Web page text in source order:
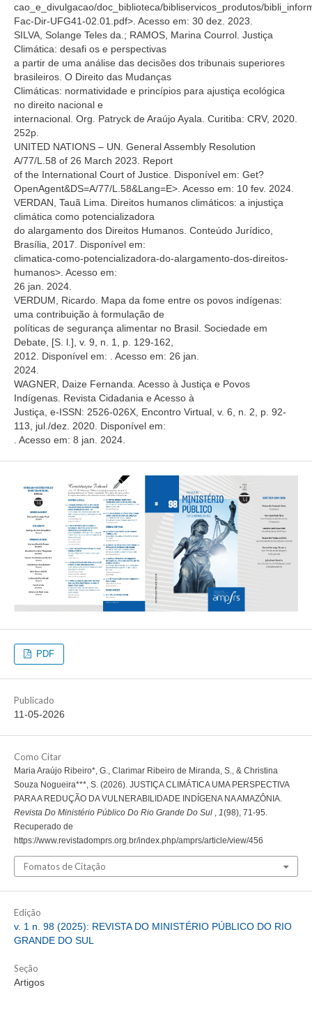
cao_e_divulgacao/doc_biblioteca/bibliservicos_produtos/
Fac-Dir-UFG41-02.01.pdf>. Acesso em: 30 dez. 2023.
SILVA, Solange Teles da.; RAMOS, Marina Courrol. Justiça
Climática: desafi os e perspectivas
a partir de uma análise das decisões dos tribunais superiores
brasileiros. O Direito das Mudanças
Climáticas: normatividade e princípios para ajustiça ecológica
no direito nacional e
internacional. Org. Patryck de Araújo Ayala. Curitiba: CRV, 2020.
252p.
UNITED NATIONS – UN. General Assembly Resolution
A/77/L.58 of 26 March 2023. Report
of the International Court of Justice. Disponível em: Get?
OpenAgent&DS=A/77/L.58&Lang=E>. Acesso em: 10 fev. 2024.
VERDAN, Tauã Lima. Direitos humanos climáticos: a injustiça
climática como potencializadora
do alargamento dos Direitos Humanos. Conteúdo Jurídico,
Brasília, 2017. Disponível em:
climatica-como-potencializadora-do-alargamento-dos-direitos-
humanos>. Acesso em:
26 jan. 2024.
VERDUM, Ricardo. Mapa da fome entre os povos indígenas:
uma contribuição à formulação de
políticas de segurança alimentar no Brasil. Sociedade em
Debate, [S. l.], v. 9, n. 1, p. 129-162,
2012. Disponível em:
. Acesso em: 26 jan.
2024.
WAGNER, Daize Fernanda. Acesso à Justiça e Povos
Indígenas. Revista Cidadania e Acesso à
Justiça, e-ISSN: 2526-026X, Encontro Virtual, v. 6, n. 2, p. 92-
113, jul./dez. 2020. Disponível em:
. Acesso em: 8 jan. 2024.
PDF
Publicado
11-05-2026
Como Citar
Maria Araújo Ribeiro*, G., Clarimar Ribeiro de Miranda, S., & Christina
Souza Nogueira***, S. (2026). JUSTIÇA CLIMÁTICA UMA PERSPECTIVA
PARA A REDUÇÃO DA VULNERABILIDADE INDÍGENA NA AMAZÔNIA.
Revista Do Ministério Público Do Rio Grande Do Sul , 1(98), 71-95.
Recuperado de
https://www.revistadomprs.org.br/index.php/amprs/article/view/456
Fomatos de Citação
Edição
v. 1 n. 98 (2025): REVISTA DO MINISTÉRIO PÚBLICO DO RIO
GRANDE DO SUL
Seção
Artigos